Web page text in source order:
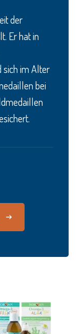
der
Er hat in
sich im Alter
bei